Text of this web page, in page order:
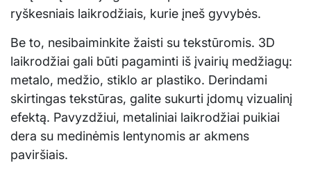
ryškesniais laikrodžiais, kurie įneš gyvybės.
Be to, nesibaiminkite žaisti su tekstūromis. 3D
laikrodžiai gali būti pagaminti iš įvairių medžiagų:
metalo, medžio, stiklo ar plastiko. Derindami
skirtingas tekstūras, galite sukurti įdomų vizualinį
efektą. Pavyzdžiui, metaliniai laikrodžiai puikiai
dera su medinėmis lentynomis ar akmens
paviršiais.